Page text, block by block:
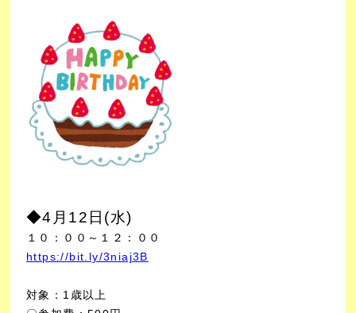
◆4月12日(水)
１０：００～１２：００
https://bit.ly/3niaj3B
対象：1歳以上